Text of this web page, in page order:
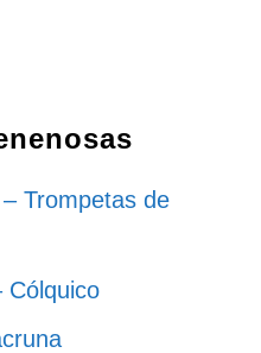
Trompetas de
Cólquico